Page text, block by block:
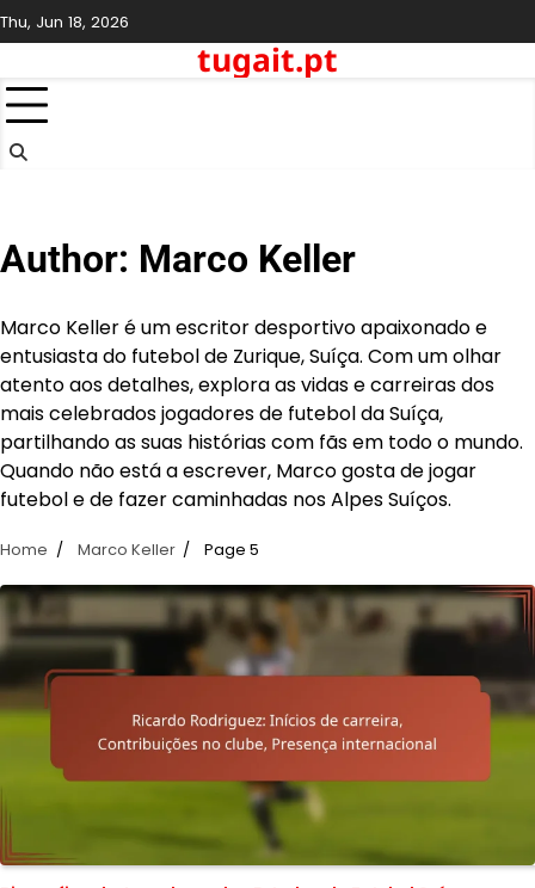
Skip
to
Thu, Jun 18, 2026
tugait.pt
Author: Marco Keller
Marco Keller é um escritor desportivo apaixonado e
entusiasta do futebol de Zurique, Suíça. Com um olhar
atento aos detalhes, explora as vidas e carreiras dos
mais celebrados jogadores de futebol da Suíça,
partilhando as suas histórias com fãs em todo o mundo.
Quando não está a escrever, Marco gosta de jogar
futebol e de fazer caminhadas nos Alpes Suíços.
Home Marco Keller Page 5